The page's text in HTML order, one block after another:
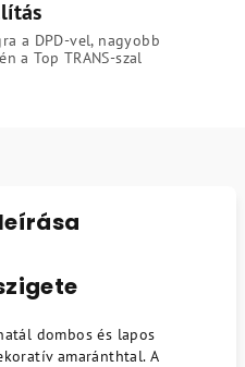
a DPD-vel, nagyobb
a Top TRANS-szal
dombos és lapos
amaránthtal. A